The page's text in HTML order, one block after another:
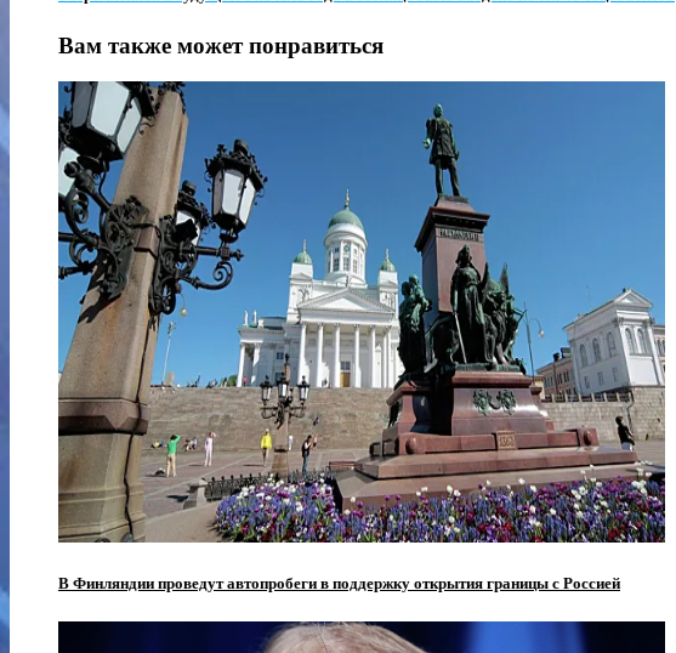
Вам также может понравиться
В Финляндии проведут автопробеги в поддержку открытия границы с Россией